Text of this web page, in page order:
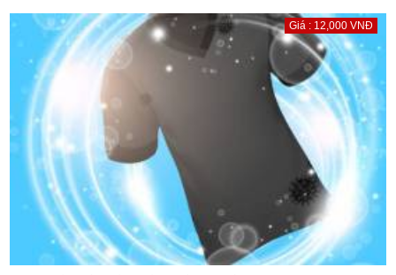
Giá : 12,000 VNĐ